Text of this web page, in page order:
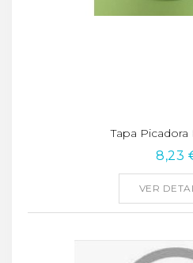
Tapa Picadora
8,23
VER